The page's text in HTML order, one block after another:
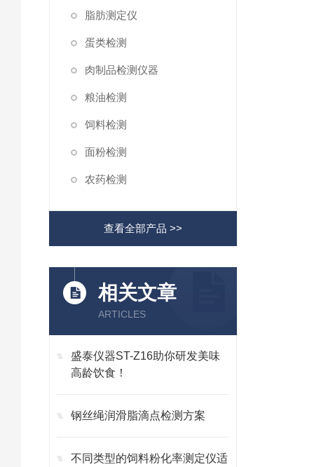
脂肪测定仪
蛋类检测
肉制品检测仪器
粮油检测
饲料检测
面粉检测
农药检测
查看全部产品 >>
相关文章
ARTICLES
盛泰仪器ST-Z16助你研发美味
高龄饮食！
钢丝绳润滑脂滴点检测方案
不同类型的饲料粉化率测定仪适